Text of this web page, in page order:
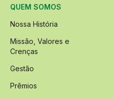
QUEM SOMOS
Nossa História
Missão, Valores e
Crenças
Gestão
Prêmios